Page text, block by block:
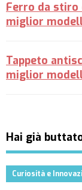
Ferro da stiro
miglior
Tappeto
miglior
Hai già
Curiosità e